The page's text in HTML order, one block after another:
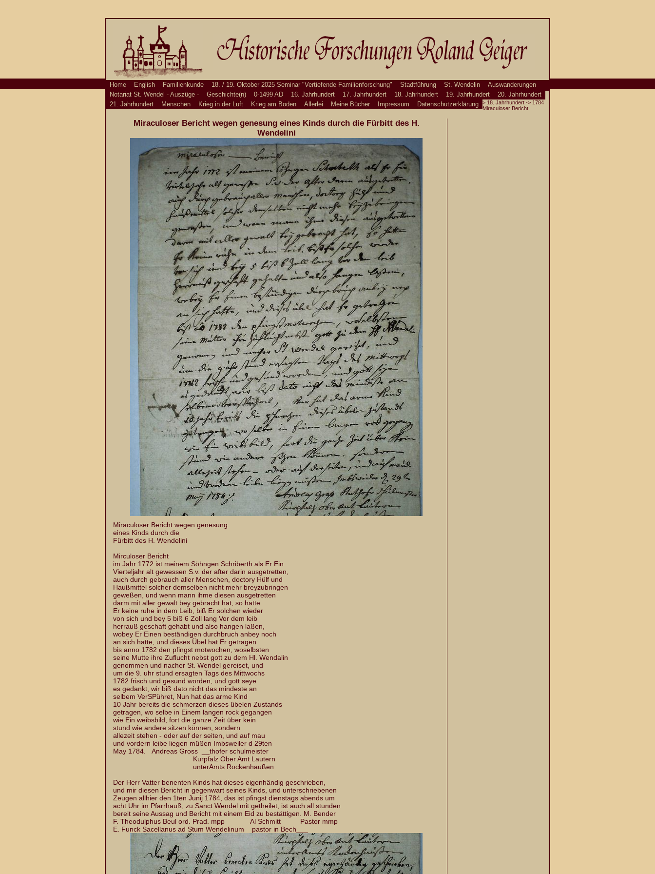
Home English Familienkunde 18. / 19. Oktober 2025 Seminar "Vertiefende Familienforschung" Stadtführung St. Wendelin
Auswanderungen
Notariat St. Wendel - Auszüge -
Geschichte(n) 0-1499 AD 16. Jahrhundert 17. Jahrhundert 18. Jahrhundert 19. Jahrhundert
20. Jahrhundert
21. Jahrhundert
Menschen Krieg in der Luft Krieg am Boden Allerlei Meine Bücher Impressum Datenschutzerklärung > 18. Jahrhundert -> 1784
Miraculoser Bericht
Miraculoser Bericht wegen genesung eines Kinds durch die Fürbitt des H.
Wendelini
Miraculoser Bericht wegen genesung
eines Kinds durch die
Fürbitt des H. Wendelini
Mirculoser Bericht
im Jahr 1772 ist meinem Söhngen Schriberth als Er Ein
Vierteljahr alt gewessen S.v. der after darin ausgetretten,
auch durch gebrauch aller Menschen, doctory Hülf und
Haußmittel solcher demselben nicht mehr breyzubringen
geweßen, und wenn mann ihme diesen ausgetretten
darm mit aller gewalt bey gebracht hat, so hatte
Er keine ruhe in dem Leib, biß Er solchen wieder
von sich und bey 5 biß 6 Zoll lang Vor dem leib
herrauß geschaft gehabt und also hangen laßen,
wobey Er Einen beständigen durchbruch anbey noch
an sich hatte, und dieses Übel hat Er getragen
bis anno 1782 den pfingst motwochen, woselbsten
seine Mutte ihre Zuflucht nebst gott zu dem Hl. Wendalin
genommen und nacher St. Wendel gereiset, und
um die 9. uhr stund ersagten Tags des Mittwochs
1782 frisch und gesund worden, und gott seye
es gedankt, wir biß dato nicht das mindeste an
selbem VerSPühret, Nun hat das arme Kind
10 Jahr bereits die schmerzen dieses übelen Zustands
getragen, wo selbe in Einem langen rock gegangen
wie Ein weibsbild, fort die ganze Zeit über kein
stund wie andere sitzen können, sondern
allezeit stehen - oder auf der seiten, und auf mau
und vordern leibe liegen müßen Imbsweiler d 29ten
May 1784. Andreas Gross __thofer schulmeister
Kurpfalz Ober Amt Lautern
unterAmts Rockenhaußen
Der Herr Vatter benenten Kinds hat dieses eigenhändig geschrieben,
und mir diesen Bericht in gegenwart seines Kinds, und unterschriebenen
Zeugen allhier den 1ten Junij 1784, das ist pfingst dienstags abends um
acht Uhr im Pfarrhauß, zu Sanct Wendel mit getheilet; ist auch all stunden
bereit seine Aussag und Bericht mit einem Eid zu bestättigen. M. Bender
F. Theodulphus Beul ord. Prad. mpp Al Schmitt Pastor mmp
E. Funck Sacellanus ad Stum Wendelinum pastor in Bech___